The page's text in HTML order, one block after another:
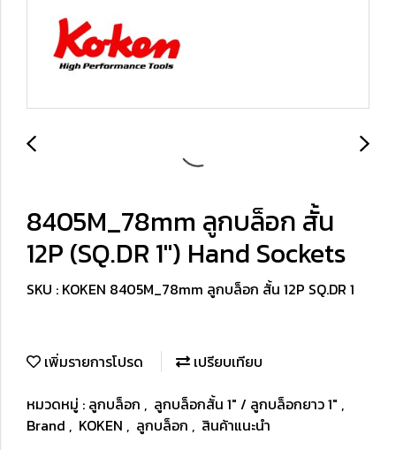
8405M_78mm ลูกบล็อก สั้น
12P (SQ.DR 1") Hand Sockets
SKU : KOKEN 8405M_78mm ลูกบล็อก สั้น 12P SQ.DR 1
เพิ่มรายการโปรด
เปรียบเทียบ
หมวดหมู่ : ลูกบล็อก , ลูกบล็อกสั้น 1" / ลูกบล็อกยาว 1" ,
Brand , KOKEN , ลูกบล็อก , สินค้าแนะนำ